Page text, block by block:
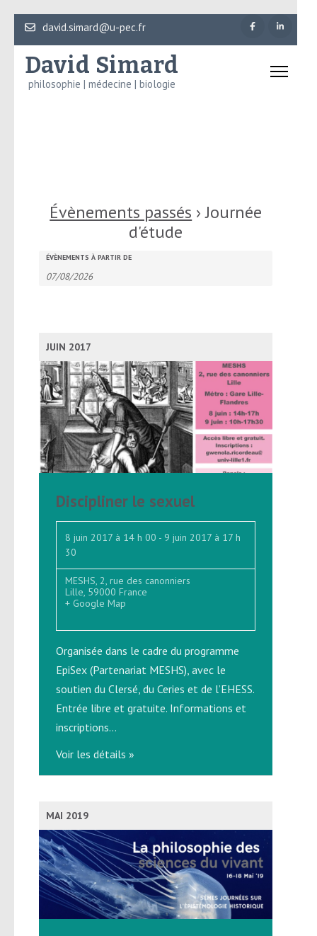
Aller
au
contenu
(Pressez
david.simard@u-pec.fr
David Simard
philosophie | médecine | biologie
Évènements passés › Journée
d'étude
Recherche
et
vues
Évènements
Rechercher
Évènements
ÉVÈNEMENTS À PARTIR DE
JUIN 2017
Discipliner le sexuel
8 juin 2017 à 14 h 00 - 9 juin 2017 à 17 h
30
MESHS, 2, rue des canonniers
Lille, 59000 France
+ Google Map
Organisée dans le cadre du programme
EpiSex (Partenariat MESHS), avec le
soutien du Clersé, du Ceries et de l’EHESS.
Entrée libre et gratuite. Informations et
inscriptions…
Voir les détails »
MAI 2019